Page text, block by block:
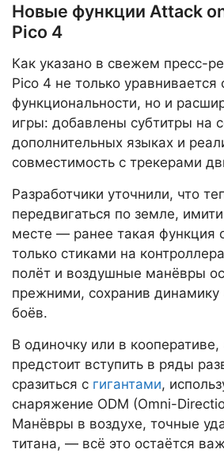
Новые функции Attack
Pico 4
Как указано в свежем пресс-
Pico 4 не только уравнивается
функциональности, но и
игры: добавлены субтитры на
дополнительных языках и
совместимость с трекерами
Разработчики уточнили, что
передвигаться по земле,
месте — ранее такая функция
только стиками на
полёт и воздушные манёвры
прежними, сохранив динамику
боёв.
В одиночку или в кооперативе,
предстоит вступить в ряды
сразиться с гигантами,
снаряжение ODM (Omni-
Манёвры в воздухе, точные
титана, — всё это остаётся